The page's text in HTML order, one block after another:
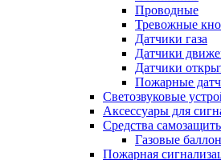
Проводные
Тревожные
Датчики газа
Датчики
Датчики
Пожарные
Светозвуковые
Аксессуары для
Средства
Газовые
Пожарная